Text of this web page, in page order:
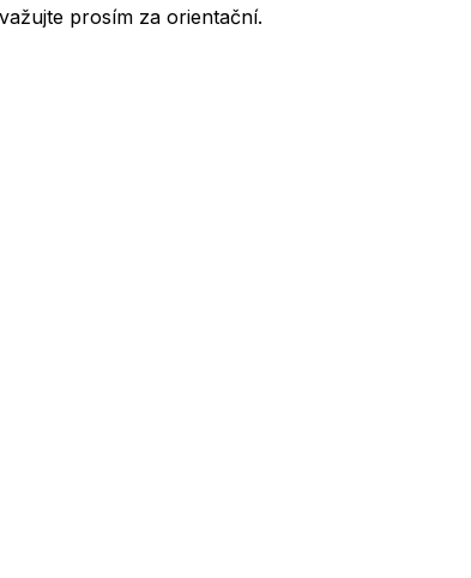
prosím za orientační.